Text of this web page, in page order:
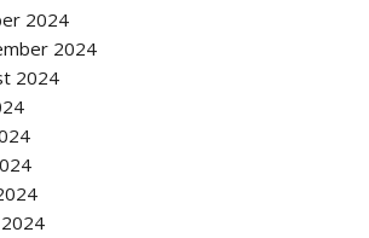
2024
2024
2024